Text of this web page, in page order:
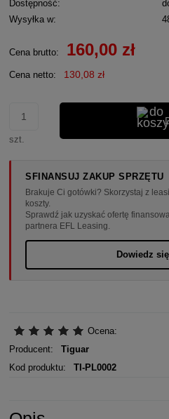
Dostępność:
Wysyłka w:
Cena brutto: 160,00 zł
Cena netto: 130,08 zł
szt.
SFINANSUJ ZAKUP SPRZĘTU
Brakuje Ci gotówki? Skorzystaj z
koszty.
Sprawdź jak uzyskać ofertę
partnera EFL Leasing.
Dowiedz
Ocena:
Producent:
Tiguar
Kod produktu:
TI-PL0002